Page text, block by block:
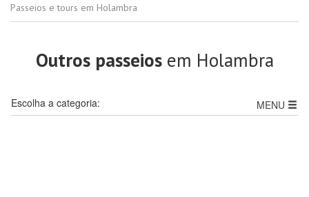
Passeios e tours em Holambra
Outros passeiosem Holambra
MENU
Escolha a categoria: